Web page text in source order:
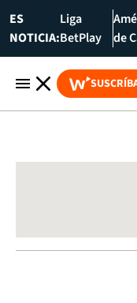
ES
NOTICIA:
Liga
BetPlay
de